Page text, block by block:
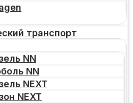
транспорт
NN
NN
NEXT
NEXT